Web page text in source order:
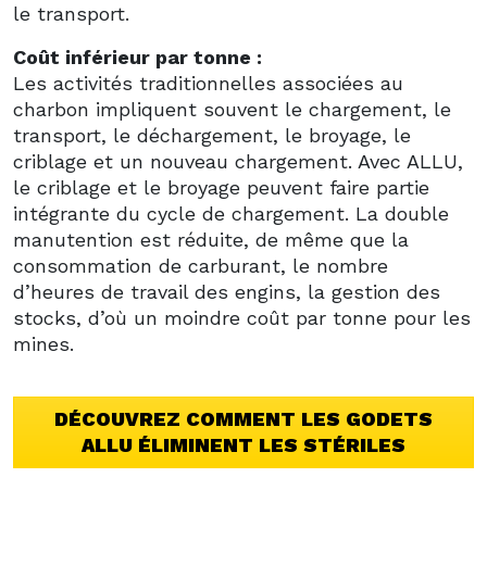
le transport.
Coût inférieur par tonne :
Les activités traditionnelles associées au
charbon impliquent souvent le chargement, le
transport, le déchargement, le broyage, le
criblage et un nouveau chargement. Avec ALLU,
le criblage et le broyage peuvent faire partie
intégrante du cycle de chargement. La double
manutention est réduite, de même que la
consommation de carburant, le nombre
d’heures de travail des engins, la gestion des
stocks, d’où un moindre coût par tonne pour les
mines.
DÉCOUVREZ COMMENT LES GODETS
ALLU ÉLIMINENT LES STÉRILES